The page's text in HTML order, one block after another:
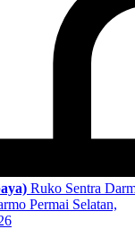
Ruko Sentra
Permai Selatan,